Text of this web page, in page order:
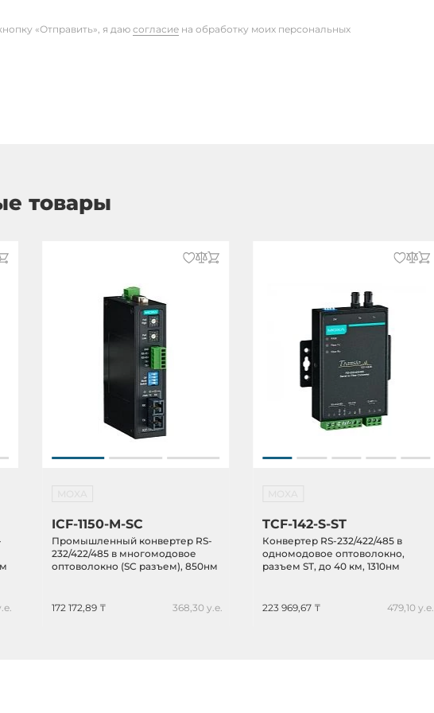
«Отправить», я даю согласие на обработку моих персональных
товары
ICF-1150-M-SC
Промышленный конвертер RS-
232/422/485 в многомодовое
оптоволокно (SC разъем), 850нм
172 172,89 ₸ 368,30 у.е.
TCF-142-S-ST
Конвертер RS-232/422/485 в
одномодовое оптоволокно,
разъем ST, до 40 км, 1310нм
223 969,67 ₸ 479,10 у.е.